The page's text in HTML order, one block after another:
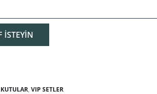
KUTULAR, VIP SETLER